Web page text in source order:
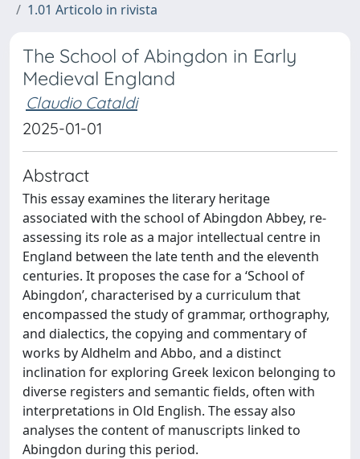
1.01 Articolo in rivista
The School of Abingdon in Early
Medieval England
Claudio Cataldi
2025-01-01
Abstract
This essay examines the literary heritage
associated with the school of Abingdon Abbey, re-
assessing its role as a major intellectual centre in
England between the late tenth and the eleventh
centuries. It proposes the case for a ‘School of
Abingdon’, characterised by a curriculum that
encompassed the study of grammar, orthography,
and dialectics, the copying and commentary of
works by Aldhelm and Abbo, and a distinct
inclination for exploring Greek lexicon belonging to
diverse registers and semantic fields, often with
interpretations in Old English. The essay also
analyses the content of manuscripts linked to
Abingdon during this period.